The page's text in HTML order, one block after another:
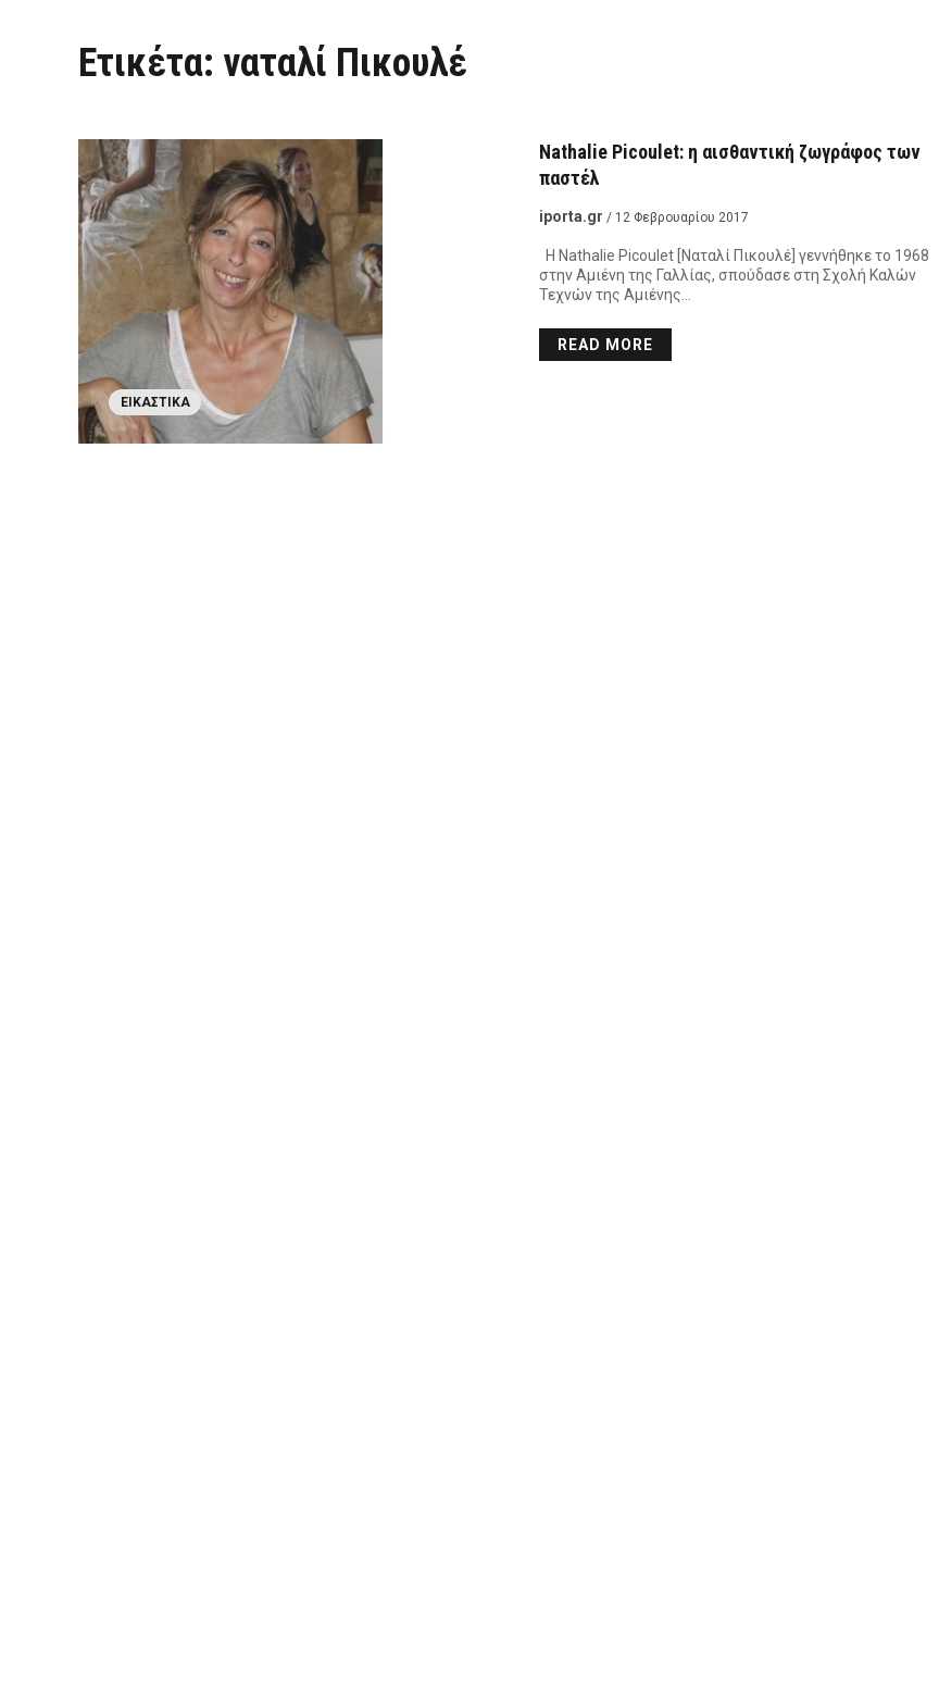
Ετικέτα: ναταλί Πικουλέ
ΕΙΚΑΣΤΙΚΆ
Nathalie Picoulet: η αισθαντική ζωγράφος των
παστέλ
iporta.gr / 12 Φεβρουαρίου 2017
Η Nathalie Picoulet [Ναταλί Πικουλέ] γεννήθηκε το 1968
στην Αμιένη της Γαλλίας, σπούδασε στη Σχολή Καλών
Τεχνών της Αμιένης…
READ MORE